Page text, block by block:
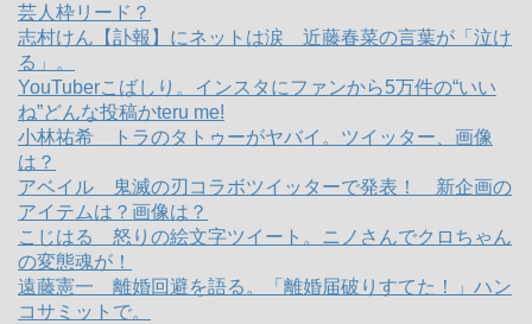
芸人枠リード？
志村けん【訃報】にネットは涙 近藤春菜の言葉が「泣け
る」。
YouTuberこばしり。インスタにファンから5万件の“いい
ね”どんな投稿かteru me!
小林祐希 トラのタトゥーがヤバイ。ツイッター、画像
は？
アベイル 鬼滅の刃コラボツイッターで発表！ 新企画の
アイテムは？画像は？
こじはる 怒りの絵文字ツイート。ニノさんでクロちゃん
の変態魂が！
遠藤憲一 離婚回避を語る。「離婚届破りすてた！」ハン
コサミットで。